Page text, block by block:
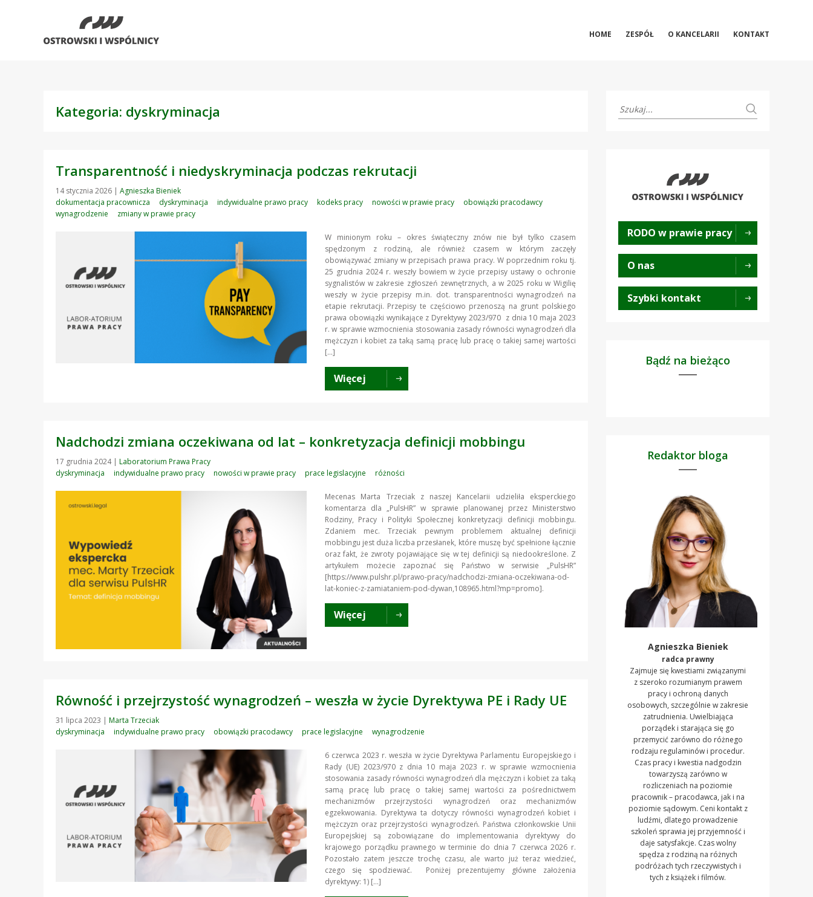
HOME ZESPÓŁ O KANCELARII KONTAKT
Kategoria: dyskryminacja
Transparentność i niedyskryminacja podczas rekrutacji
14 stycznia 2026 | Agnieszka Bieniek
dokumentacja pracownicza
dyskryminacja indywidualne prawo pracy kodeks pracy nowości w prawie pracy
obowiązki pracodawcy
wynagrodzenie
zmiany w prawie pracy
W minionym roku – okres świąteczny znów nie był tylko czasem
spędzonym z rodziną, ale również czasem w którym zaczęły
obowiązywać zmiany w przepisach prawa pracy. W poprzednim roku tj.
25 grudnia 2024 r. weszły bowiem w życie przepisy ustawy o ochronie
sygnalistów w zakresie zgłoszeń zewnętrznych, a w 2025 roku w Wigilię
weszły w życie przepisy m.in. dot. transparentności wynagrodzeń na
etapie rekrutacji. Przepisy te częściowo przenoszą na grunt polskiego
prawa obowiązki wynikające z Dyrektywy 2023/970 z dnia 10 maja 2023
r. w sprawie wzmocnienia stosowania zasady równości wynagrodzeń dla
mężczyzn i kobiet za taką samą pracę lub pracę o takiej samej wartości
[…]
Więcej
Nadchodzi zmiana oczekiwana od lat – konkretyzacja definicji mobbingu
17 grudnia 2024 | Laboratorium Prawa Pracy
dyskryminacja
indywidualne prawo pracy nowości w prawie pracy prace legislacyjne różności
Mecenas Marta Trzeciak z naszej Kancelarii udzieliła eksperckiego
komentarza dla „PulsHR” w sprawie planowanej przez Ministerstwo
Rodziny, Pracy i Polityki Społecznej konkretyzacji definicji mobbingu.
Zdaniem mec. Trzeciak pewnym problemem aktualnej definicji
mobbingu jest duża liczba przesłanek, które muszę być spełnione łącznie
oraz fakt, że zwroty pojawiające się w tej definicji są niedookreślone. Z
artykułem możecie zapoznać się Państwo w serwisie „PulsHR”
[https://www.pulshr.pl/prawo-pracy/nadchodzi-zmiana-oczekiwana-od-
lat-koniec-z-zamiataniem-pod-dywan,108965.html?mp=promo].
Więcej
Równość i przejrzystość wynagrodzeń – weszła w życie Dyrektywa PE i Rady UE
31 lipca 2023 | Marta Trzeciak
dyskryminacja
indywidualne prawo pracy obowiązki pracodawcy prace legislacyjne wynagrodzenie
6 czerwca 2023 r. weszła w życie Dyrektywa Parlamentu Europejskiego i
Rady (UE) 2023/970 z dnia 10 maja 2023 r. w sprawie wzmocnienia
stosowania zasady równości wynagrodzeń dla mężczyzn i kobiet za taką
samą pracę lub pracę o takiej samej wartości za pośrednictwem
mechanizmów przejrzystości wynagrodzeń oraz mechanizmów
egzekwowania. Dyrektywa ta dotyczy równości wynagrodzeń kobiet i
mężczyzn oraz przejrzystości wynagrodzeń. Państwa członkowskie Unii
Europejskiej są zobowiązane do implementowania dyrektywy do
krajowego porządku prawnego w terminie do dnia 7 czerwca 2026 r.
Pozostało zatem jeszcze trochę czasu, ale warto już teraz wiedzieć,
czego się spodziewać. Poniżej prezentujemy główne założenia
dyrektywy: 1) […]
RODO w prawie pracy
O nas
Szybki kontakt
Bądź na bieżąco
Redaktor bloga
Agnieszka Bieniek
radca prawny
Zajmuje się kwestiami związanymi
z szeroko rozumianym prawem
pracy i ochroną danych
osobowych, szczególnie w zakresie
zatrudnienia. Uwielbiająca
porządek i starająca się go
przemycić zarówno do różnego
rodzaju regulaminów i procedur.
Czas pracy i kwestia nadgodzin
towarzyszą zarówno w
rozliczeniach na poziomie
pracownik – pracodawca, jak i na
poziomie sądowym. Ceni kontakt z
ludźmi, dlatego prowadzenie
szkoleń sprawia jej przyjemność i
daje satysfakcje. Czas wolny
spędza z rodziną na różnych
podróżach tych rzeczywistych i
tych z książek i filmów.